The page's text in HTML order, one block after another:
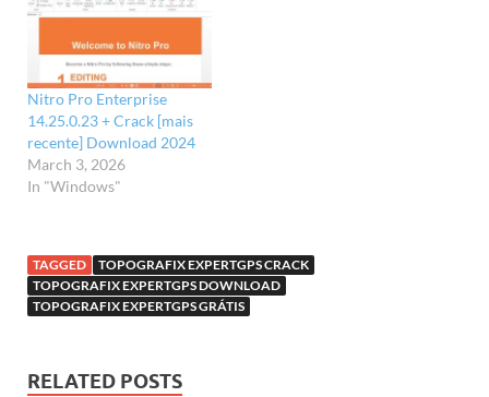
Nitro Pro Enterprise
14.25.0.23 + Crack [mais
recente] Download 2024
March 3, 2026
In "Windows"
TAGGED
TOPOGRAFIX EXPERTGPS CRACK
TOPOGRAFIX EXPERTGPS DOWNLOAD
TOPOGRAFIX EXPERTGPS GRÁTIS
RELATED POSTS